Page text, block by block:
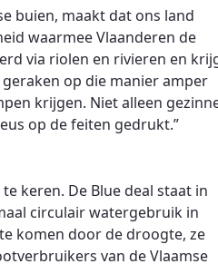
buien, maakt dat ons land
waarmee Vlaanderen de
via riolen en rivieren en
op die manier amper
krijgen. Niet alleen
op de feiten gedrukt.”
keren. De Blue deal staat in
circulair watergebruik in
komen door de droogte, ze
van de Vlaamse